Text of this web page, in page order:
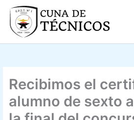
contenido
Recibimos el
alumno de sexto